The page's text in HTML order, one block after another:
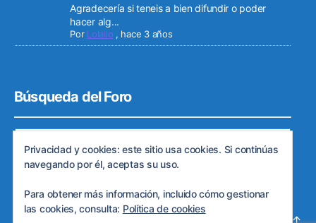
Agradecería si teneis a bien difundir o poder
hacer alg...
Por Lolailo , hace 3 años
Búsqueda del Foro
Privacidad y cookies: este sitio usa cookies. Si continúas
navegando por él, aceptas su uso.
Para obtener más información, incluido cómo gestionar
las cookies, consulta: Política de cookies